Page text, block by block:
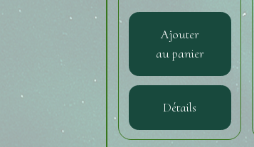
Ajouter
au panier
Détails